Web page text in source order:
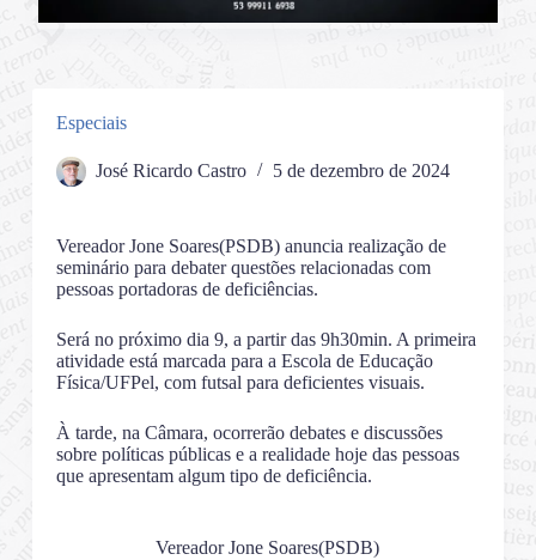
Especiais
José Ricardo Castro 5 de dezembro de 2024
Vereador Jone Soares(PSDB) anuncia realização de
seminário para debater questões relacionadas com
pessoas portadoras de deficiências.
Será no próximo dia 9, a partir das 9h30min. A primeira
atividade está marcada para a Escola de Educação
Física/UFPel, com futsal para deficientes visuais.
À tarde, na Câmara, ocorrerão debates e discussões
sobre políticas públicas e a realidade hoje das pessoas
que apresentam algum tipo de deficiência.
Vereador Jone Soares(PSDB)